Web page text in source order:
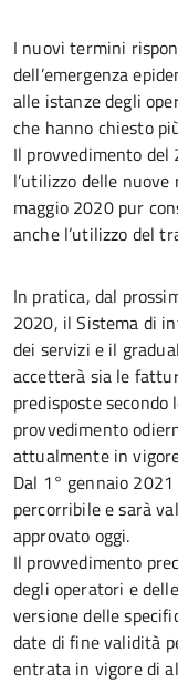
I nuovi termini
dell’emergenza
alle istanze degli
che hanno chiesto
Il provvedimento del
l’utilizzo delle
maggio 2020 pur
anche l’utilizzo del
In pratica, dal
2020, il Sistema di
dei servizi e il
accetterà sia le
predisposte
provvedimento
attualmente in
Dal 1° gennaio
percorribile e sarà
approvato oggi.
Il provvedimento
degli operatori e
versione delle
date di fine validità
entrata in vigore di